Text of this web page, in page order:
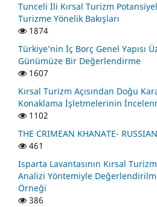
Tunceli İli Kırsal Turizm
Turizme Yönelik Bakışları
1874
Türkiye’nin İç Borç Genel Yapısı
Günümüze Bir Değerlendirme
1607
Kırsal Turizm Açısından Doğu
Konaklama İşletmelerinin
1102
THE CRIMEAN KHANATE-
461
Isparta Lavantasının Kırsal
Analizi Yöntemiyle
Örneği
386